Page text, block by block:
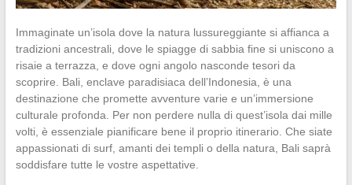
Immaginate un’isola dove la natura lussureggiante si affianca a
tradizioni ancestrali, dove le spiagge di sabbia fine si uniscono a
risaie a terrazza, e dove ogni angolo nasconde tesori da
scoprire. Bali, enclave paradisiaca dell’Indonesia, è una
destinazione che promette avventure varie e un’immersione
culturale profonda. Per non perdere nulla di quest’isola dai mille
volti, è essenziale pianificare bene il proprio itinerario. Che siate
appassionati di surf, amanti dei templi o della natura, Bali saprà
soddisfare tutte le vostre aspettative.